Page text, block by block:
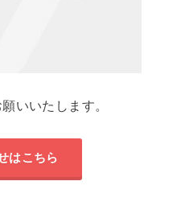
いいたします。
はこちら